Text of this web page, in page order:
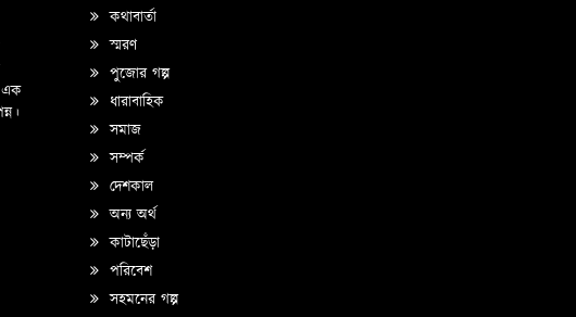
এক
কথাবার্তা
স্মরণ
পুজোর গল্প
ধারাবাহিক
সমাজ
সম্পর্ক
দেশকাল
অন্য অর্থ
কাটাছেঁড়া
পরিবেশ
সহমনের গল্প